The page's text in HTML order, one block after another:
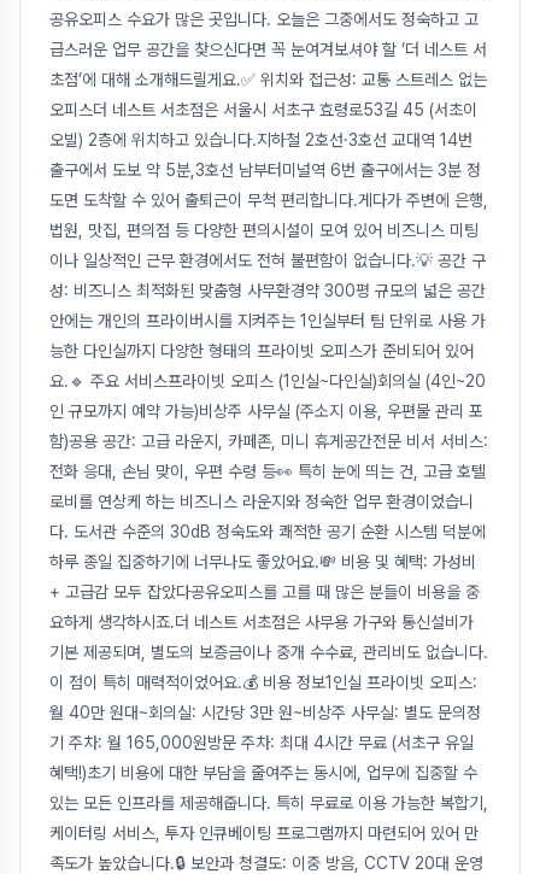
공유오피스 수요가 많은 곳입니다. 오늘은 그중에서도 정숙하고 고
급스러운 업무 공간을 찾으신다면 꼭 눈여겨보셔야 할 ‘더 네스트 서
초점’에 대해 소개해드릴게요.✅ 위치와 접근성: 교통 스트레스 없는
오피스더 네스트 서초점은 서울시 서초구 효령로53길 45 (서초이
오빌) 2층에 위치하고 있습니다.지하철 2호선·3호선 교대역 14번
출구에서 도보 약 5분,3호선 남부터미널역 6번 출구에서는 3분 정
도면 도착할 수 있어 출퇴근이 무척 편리합니다.게다가 주변에 은행,
법원, 맛집, 편의점 등 다양한 편의시설이 모여 있어 비즈니스 미팅
이나 일상적인 근무 환경에서도 전혀 불편함이 없습니다.💡 공간 구
성: 비즈니스 최적화된 맞춤형 사무환경약 300평 규모의 넓은 공간
안에는 개인의 프라이버시를 지켜주는 1인실부터 팀 단위로 사용 가
능한 다인실까지 다양한 형태의 프라이빗 오피스가 준비되어 있어
요.🔹 주요 서비스프라이빗 오피스 (1인실~다인실)회의실 (4인~20
인 규모까지 예약 가능)비상주 사무실 (주소지 이용, 우편물 관리 포
함)공용 공간: 고급 라운지, 카페존, 미니 휴게공간전문 비서 서비스:
전화 응대, 손님 맞이, 우편 수령 등👀 특히 눈에 띄는 건, 고급 호텔
로비를 연상케 하는 비즈니스 라운지와 정숙한 업무 환경이었습니
다. 도서관 수준의 30dB 정숙도와 쾌적한 공기 순환 시스템 덕분에
하루 종일 집중하기에 너무나도 좋았어요.💸 비용 및 혜택: 가성비
+ 고급감 모두 잡았다공유오피스를 고를 때 많은 분들이 비용을 중
요하게 생각하시죠.더 네스트 서초점은 사무용 가구와 통신설비가
기본 제공되며, 별도의 보증금이나 중개 수수료, 관리비도 없습니다.
이 점이 특히 매력적이었어요.💰 비용 정보1인실 프라이빗 오피스:
월 40만 원대~회의실: 시간당 3만 원~비상주 사무실: 별도 문의정
기 주차: 월 165,000원방문 주차: 최대 4시간 무료 (서초구 유일
혜택!)초기 비용에 대한 부담을 줄여주는 동시에, 업무에 집중할 수
있는 모든 인프라를 제공해줍니다. 특히 무료로 이용 가능한 복합기,
케이터링 서비스, 투자 인큐베이팅 프로그램까지 마련되어 있어 만
족도가 높았습니다.🔒 보안과 청결도: 이중 방음, CCTV 20대 운영